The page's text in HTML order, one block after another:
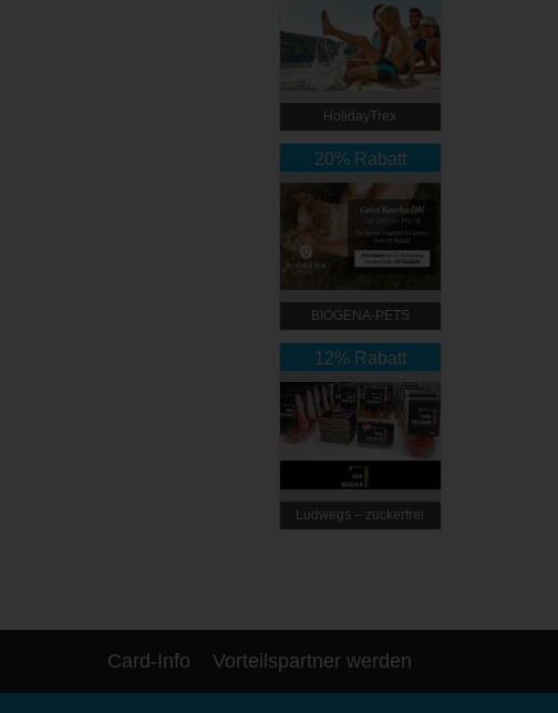
HolidayTrex
20% Rabatt
BIOGENA-PETS
12% Rabatt
Ludwegs – zuckerfrei
leben
Card-Info Vorteilspartner werden